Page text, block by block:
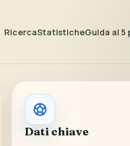
RicercaStatisticheGuida al 5
Dati chiave